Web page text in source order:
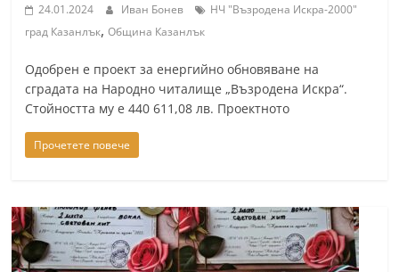
24.01.2024 Иван Бонев
НЧ "Възродена Искра-2000"
град Казанлък,Община Казанлък
Одобрен е проект за енергийно обновяване на
сградата на Народно читалище „Възродена Искра“.
Стойността му е 440 611,08 лв. Проектното
Прочетете повече